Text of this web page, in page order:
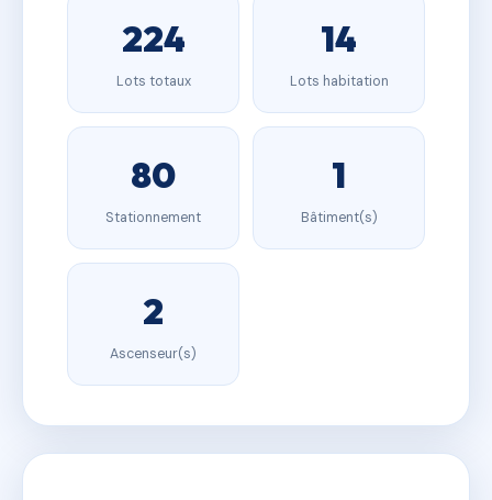
224
Lots totaux
14
Lots habitation
80
Stationnement
1
Bâtiment(s)
2
Ascenseur(s)